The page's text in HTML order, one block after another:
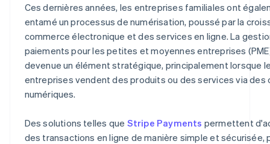
Ces dernières années, les entreprises familiales ont
entamé un processus de numérisation, poussé par la
commerce électronique et des services en ligne. La
paiements pour les petites et moyennes entreprises
devenue un élément stratégique, principalement lorsque
entreprises vendent des produits ou des services via des
numériques.
Des solutions telles que Stripe Payments permettent
des transactions en ligne de manière simple et sécurisée,